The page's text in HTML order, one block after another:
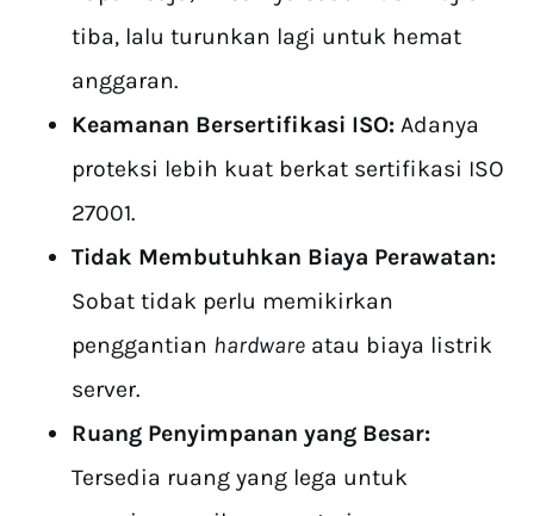
tiba, lalu turunkan lagi untuk hemat
anggaran.
Keamanan Bersertifikasi ISO: Adanya
proteksi lebih kuat berkat sertifikasi ISO
27001.
Tidak Membutuhkan Biaya Perawatan:
Sobat tidak perlu memikirkan
penggantian hardware atau biaya listrik
server.
Ruang Penyimpanan yang Besar:
Tersedia ruang yang lega untuk